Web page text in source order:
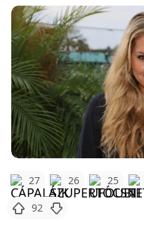
27 26 25
92